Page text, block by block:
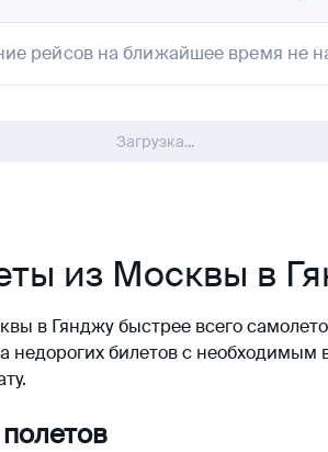
рейсов на ближайшее время не
Загрузка...
из Москвы в
в Гянджу быстрее всего
недорогих билетов с необходимым